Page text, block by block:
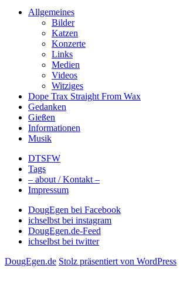
Allgemeines
Bilder
Katzen
Konzerte
Links
Medien
Videos
Witziges
Dope Trax Straight From Wax
Gedanken
Gießen
Informationen
Musik
DTSFW
Tags
– about / Kontakt –
Impressum
DougEgen bei Facebook
ichselbst bei instagram
DougEgen.de-Feed
ichselbst bei twitter
DougEgen.de Stolz präsentiert von WordPress